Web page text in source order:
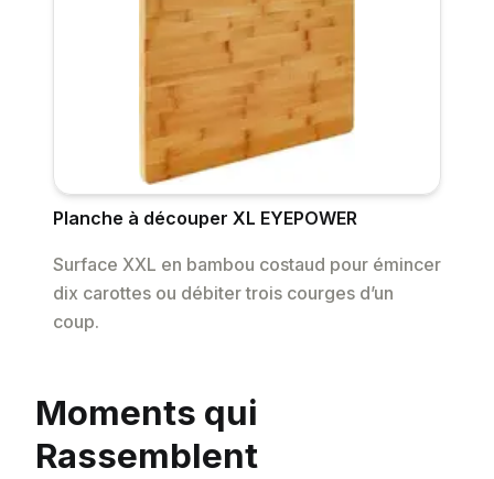
Planche à découper XL EYEPOWER
Surface XXL en bambou costaud pour émincer
dix carottes ou débiter trois courges d’un
coup.
Moments qui
Rassemblent